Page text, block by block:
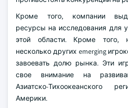
Кроме того, компании
ресурсы на исследования для
этой области. Кроме того,
несколько других emerging
завоевать долю рынка. Эти
свое внимание на
Азиатско-Тихоокеанского
Америки.